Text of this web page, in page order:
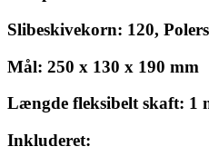
Slibeskivekorn: 120,
Mål: 250 x 130 x 190 mm
Længde fleksibelt skaft: 1
Inkluderet: